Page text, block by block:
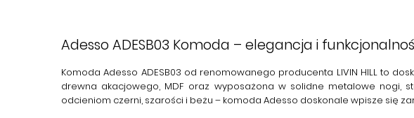
Adesso ADESB03 Komoda – elegancja i
KomodaAdesso ADESB03 od renomowanego producenta LIVIN HILLto
drewna akacjowego, MDF oraz wyposażona w solidne metalowe nogi,
odcieniom czerni, szarości i beżu – komoda Adesso doskonale wpisze się